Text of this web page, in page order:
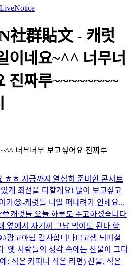
LiveNotice
社群貼文 - 캐럿
이네요~^^ 너무너
진짜루~~~~~~~~
너무너무 보고싶어요 진짜루
ㅎㅎ 지금까지 열심히 준비한 콘서트
게 최선을 다할게요! 많이 보고싶고
가😊-캐럿들 내일 떠내려가 안해요...
캐럿들 오늘 하루도 수고하셨습니다
옆에서 자기꺼 그냥 먹어도 된다 함
광고아님 감사합니다!!!고셉 뇌피셜
' 옛 사람들의 생각 속에는 찬물이 그다
: 식은 커피나 식은 라면) 찬물, 식은